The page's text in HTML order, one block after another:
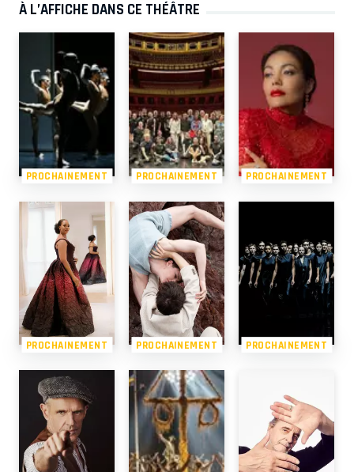
À L’AFFICHE DANS CE THÉÂTRE
PROCHAINEMENT PROCHAINEMENT PROCHAINEMENT
PROCHAINEMENT PROCHAINEMENT PROCHAINEMENT